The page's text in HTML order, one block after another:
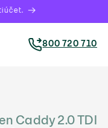
800 720 710
Caddy 2.0 TDI